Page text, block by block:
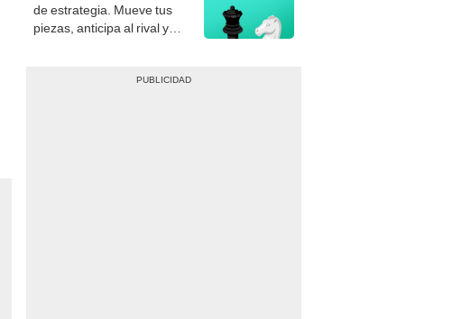
de estrategia. Mueve tus
piezas, anticipa al rival y